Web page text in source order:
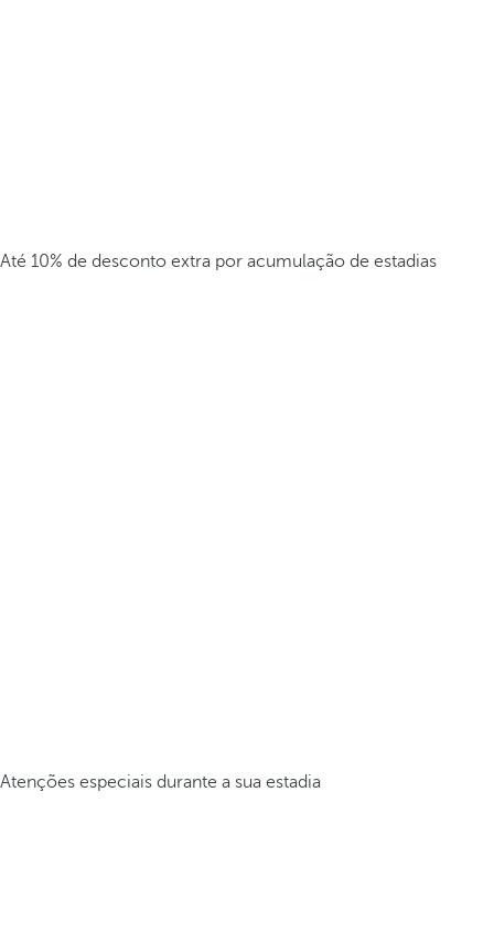
Até 10% de desconto extra por acumulação de estadias
Atenções especiais durante a sua estadia